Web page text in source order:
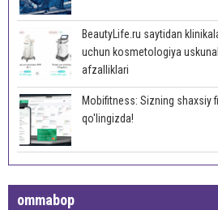
BeautyLife.ru saytidan
uchun kosmetologiya
afzalliklari
Mobifitness: Sizning shaxsiy
qo'lingizda!
ommabop